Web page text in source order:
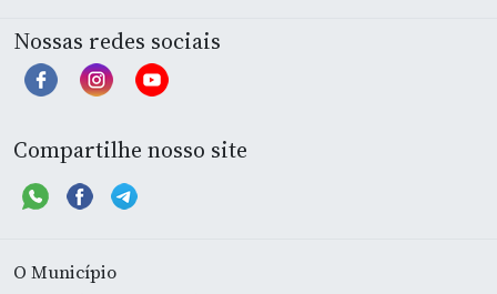
Nossas redes sociais
Compartilhe nosso site
O Município